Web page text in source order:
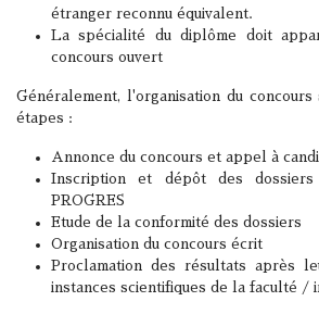
étranger reconnu équivalent.
La spécialité du diplôme doit
concours ouvert
Généralement, l'organisation du
étapes :
Annonce du concours et appel à
Inscription et dépôt des
PROGRES
Etude de la conformité des dossiers
Organisation du concours écrit
Proclamation des résultats après
instances scientifiques de la faculté /